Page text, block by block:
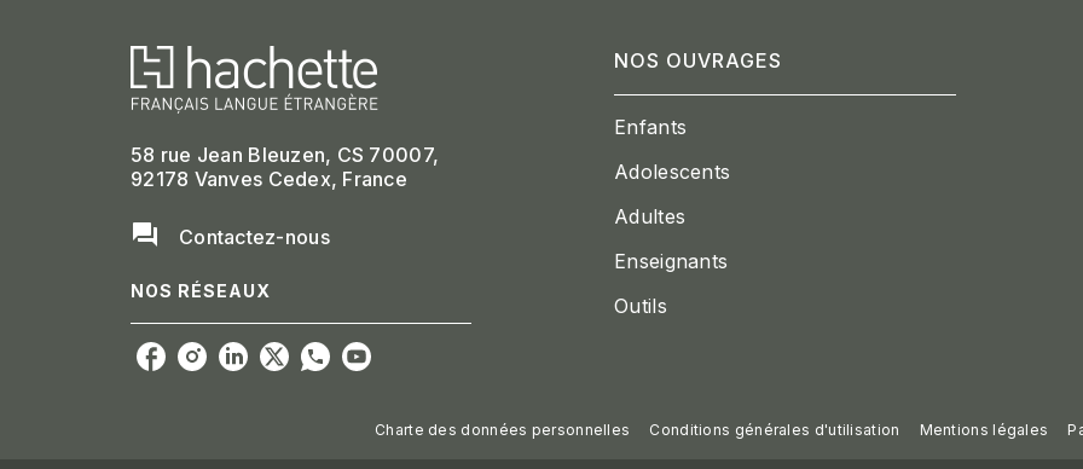
58 rue Jean Bleuzen, CS 70007,
92178 Vanves Cedex, France
question_answer Contactez-nous
NOS RÉSEAUX
NOS OUVRAGES
Enfants
Adolescents
Adultes
Enseignants
Outils
Charte des données personnelles Conditions générales d'utilisation Mentions légales